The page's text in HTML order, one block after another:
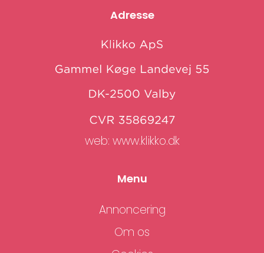
Adresse
web: www.klikko.dk
Menu
Annoncering
Om os